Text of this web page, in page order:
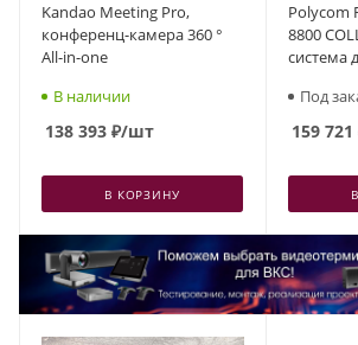
Kandao Meeting Pro,
конференц-камера 360 °
All-in-one
В наличии
138 393 ₽/шт
В КОРЗИНУ
Polycom
8800
система
Под
159 721